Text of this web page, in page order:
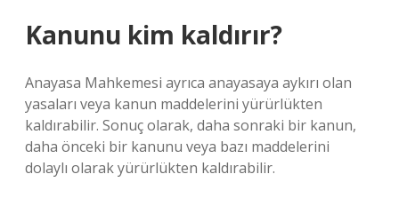
Kanunu kim kaldırır?
Anayasa Mahkemesi ayrıca anayasaya aykırı olan
yasaları veya kanun maddelerini yürürlükten
kaldırabilir. Sonuç olarak, daha sonraki bir kanun,
daha önceki bir kanunu veya bazı maddelerini
dolaylı olarak yürürlükten kaldırabilir.